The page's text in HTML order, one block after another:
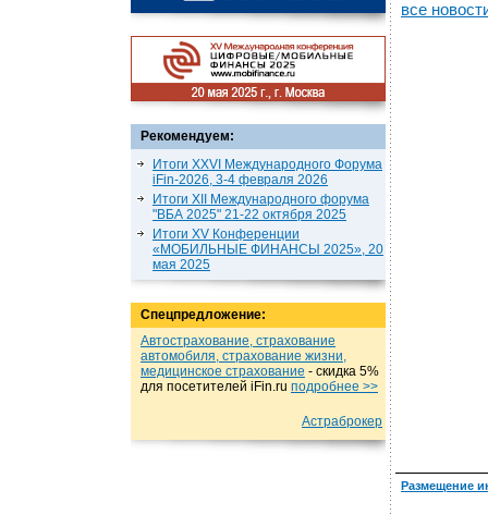
Рекомендуем:
Итоги XXVI Международного Форума
iFin-2026, 3-4 февраля 2026
Итоги XII Международного форума
"ВБА 2025" 21-22 октября 2025
Итоги XV Конференции
«МОБИЛЬНЫЕ ФИНАНСЫ 2025», 20
мая 2025
Спецпредложение:
Автострахование, страхование
автомобиля, страхование жизни,
медицинское страхование - cкидка 5%
для посетителей iFin.ru подробнеe >>
Астраброкер
все
Размещение